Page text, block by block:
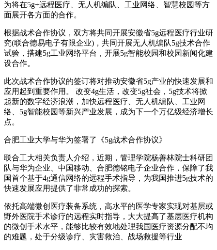
为将在5g+远程医疗、无人机编队、工业网络、智慧校园等方
面展开各方面的合作。
根据战术合作协议，双方将共同开展安徽省5g远程医疗行业研
究(联合德易电子有限企业)，共同开展无人机编队5g技术合作
试验，搭建5g工业网络平台，开展5g智能校园和校园新闻化建
设合作。
此次战术合作协议的签订将对推动安徽省5g产业的快速发展和
应用起到重要作用。 改变4g生活，改变5g社会，5g技术将掀
起新的数字经济浪潮，加快远程医疗、无人机编队、工业网
络、5g智能校园等新兴产业发展，成为下一个万亿级经济增长
点。
合肥工业大学与华为签署了《5g战术合作协议》
联合工大相关负责人介绍，近期，管理学院杨善林院士科研团
队与华为企业、中国移动、合肥德铭电子企业合作，保障了我
国首个基于4g通信网络的远程手术指导，为我国推进5g技术的
快速发展应用提供了非常成功的探索。
依托高端微创医疗装备系统，高水平的医学专家实现对基层或
野外医院手术诊疗的远程实时指导，大大提高了基层医疗机构
的微创手术水平，能够比较有效地处理我国医疗资源分配不均
的难题，处于分级诊疗、灾害救治、战场救援等行业